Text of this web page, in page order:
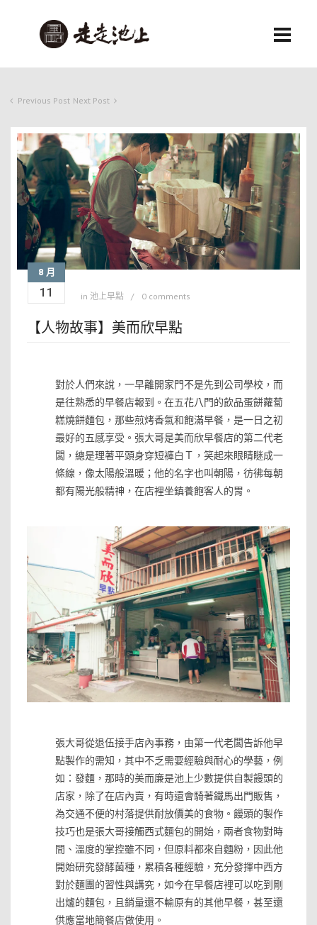
Previous Post Next Post
8 月
11 in 池上早點 0 comments
【人物故事】美而欣早點
對於人們來說，一早離開家門不是先到公司學校，而
是往熟悉的早餐店報到。在五花八門的飲品蛋餅蘿蔔
糕燒餅麵包，那些煎烤香氣和飽滿早餐，是一日之初
最好的五感享受。張大哥是美而欣早餐店的第二代老
闆，總是理著平頭身穿短褲白Ｔ，笑起來眼睛瞇成一
條線，像太陽般溫暖；他的名字也叫朝陽，彷彿每朝
都有陽光般精神，在店裡坐鎮養飽客人的胃。
張大哥從退伍接手店內事務，由第一代老闆告訴他早
點製作的需知，其中不乏需要經驗與耐心的學藝，例
如：發麵，那時的美而廉是池上少數提供自製饅頭的
店家，除了在店內賣，有時還會騎著鐵馬出門販售，
為交通不便的村落提供耐放價美的食物。饅頭的製作
技巧也是張大哥接觸西式麵包的開始，兩者食物對時
間、溫度的掌控雖不同，但原料都來自麵粉，因此他
開始研究發酵菌種，累積各種經驗，充分發揮中西方
對於麵團的習性與講究，如今在早餐店裡可以吃到剛
出爐的麵包，且銷量還不輸原有的其他早餐，甚至還
供應當地簡餐店做使用。